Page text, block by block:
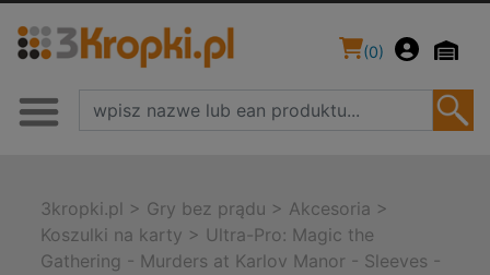
(0)
3kropki.pl > Gry bez prądu > Akcesoria >
Koszulki na karty > Ultra-Pro: Magic the
Gathering - Murders at Karlov Manor - Sleeves -